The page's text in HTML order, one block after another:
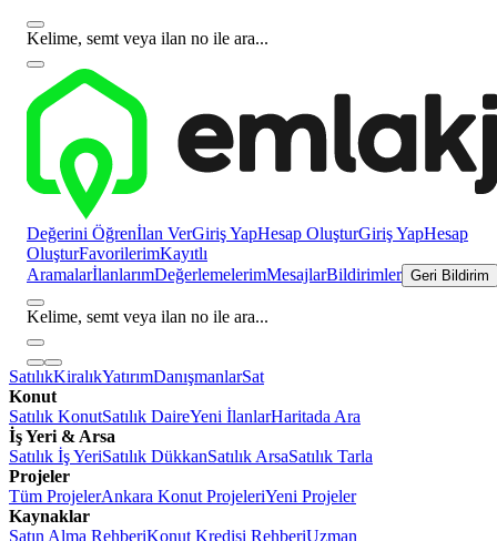
Kelime, semt veya ilan no ile ara...
Değerini Öğrenİlan VerGiriş YapHesap OluşturGiriş YapHesap
OluşturFavorilerimKayıtlı
AramalarİlanlarımDeğerlemelerimMesajlarBildirimler Geri Bildirim
Kelime, semt veya ilan no ile ara...
SatılıkKiralıkYatırımDanışmanlarSat
Konut
Satılık KonutSatılık DaireYeni İlanlarHaritada Ara
İş Yeri & Arsa
Satılık İş YeriSatılık DükkanSatılık ArsaSatılık Tarla
Projeler
Tüm ProjelerAnkara Konut ProjeleriYeni Projeler
Kaynaklar
Satın Alma RehberiKonut Kredisi RehberiUzman